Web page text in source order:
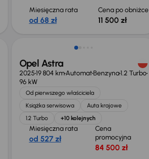
Miesięczna rata
od 68 zł
Cena po obniżce
11 500 zł
Taniej o 1 500 zł
Opel Astra
202519 804 kmAutomatBenzyna1.2 Turbo
96 kW
Od pierwszego właściciela
Książka serwisowa
Auta krajowe
1.2 Turbo
+10 kolejnych
Miesięczna rata
od 527 zł
Cena
promocyjna
84 500 zł